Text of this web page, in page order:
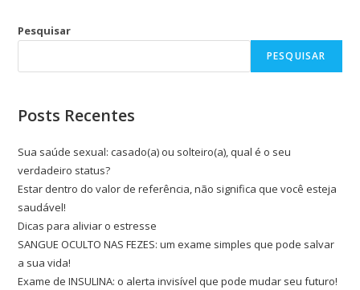
Pesquisar
PESQUISAR
Posts Recentes
Sua saúde sexual: casado(a) ou solteiro(a), qual é o seu
verdadeiro status?
Estar dentro do valor de referência, não significa que você esteja
saudável!
Dicas para aliviar o estresse
SANGUE OCULTO NAS FEZES: um exame simples que pode salvar
a sua vida!
Exame de INSULINA: o alerta invisível que pode mudar seu futuro!